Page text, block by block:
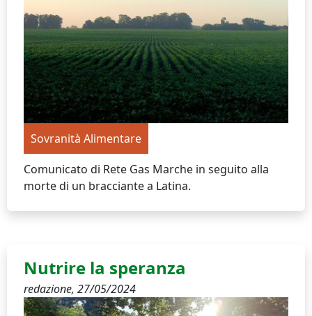
Sovranità Alimentare
Comunicato di Rete Gas Marche in seguito alla
morte di un bracciante a Latina.
Nutrire la speranza
redazione, 27/05/2024